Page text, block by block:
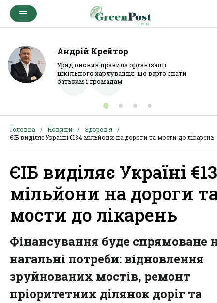
Андрій Крейтор
Уряд оновив правила організації
шкільного харчування: що варто знати
батькам і громадам
Головна Новини
Здоров'я
ЄІБ виділяє Україні €134 мільйони на дороги та мости до лікарень
ЄІБ виділяє Україні
мільйони на дороги
мости до лікарень
Фінансування буде спрямоване
нагальні потреби: відновлення
зруйнованих мостів, ремонт
пріоритетних ділянок доріг та